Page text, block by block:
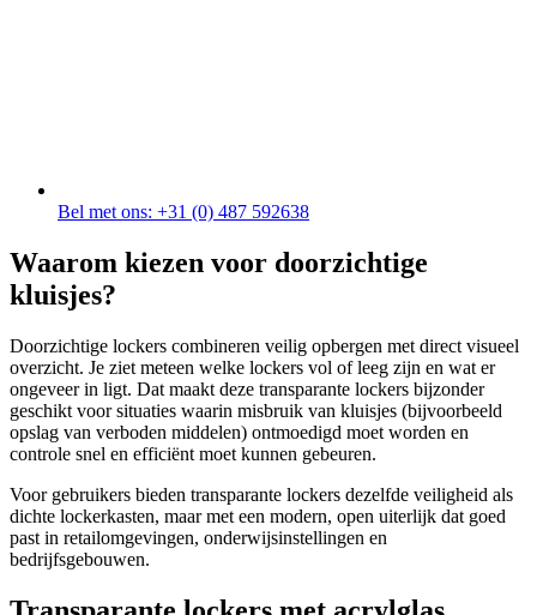
Bel met ons: +31 (0) 487 592638
Waarom kiezen voor doorzichtige
kluisjes?
Doorzichtige lockers combineren veilig opbergen met direct visueel
overzicht. Je ziet meteen welke lockers vol of leeg zijn en wat er
ongeveer in ligt. Dat maakt deze transparante lockers bijzonder
geschikt voor situaties waarin misbruik van kluisjes (bijvoorbeeld
opslag van verboden middelen) ontmoedigd moet worden en
controle snel en efficiënt moet kunnen gebeuren.
Voor gebruikers bieden transparante lockers dezelfde veiligheid als
dichte lockerkasten, maar met een modern, open uiterlijk dat goed
past in retailomgevingen, onderwijsinstellingen en
bedrijfsgebouwen.